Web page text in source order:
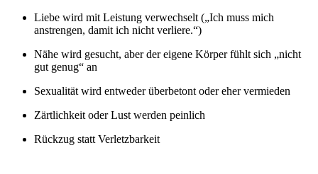
Liebe wird mit Leistung verwechselt („Ich muss mich
anstrengen, damit ich nicht verliere.“)
Nähe wird gesucht, aber der eigene Körper fühlt sich „nicht
gut genug“ an
Sexualität wird entweder überbetont oder eher vermieden
Zärtlichkeit oder Lust werden peinlich
Rückzug statt Verletzbarkeit